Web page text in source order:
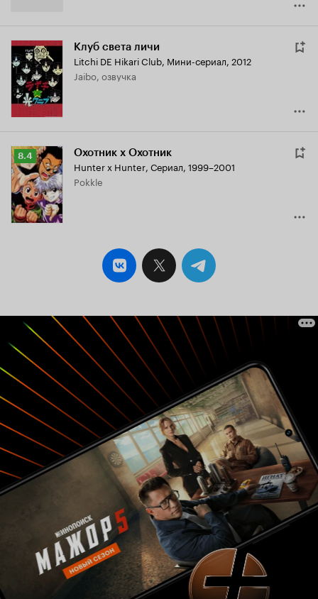
Клуб света личи
Litchi DE Hikari Club, Мини-сериал, 2012
Jaibo, озвучка
Рейтинг
Кинопоиска
8.4
8.4 Охотник х Охотник
Hunter x Hunter, Сериал, 1999–2001
Pokkle